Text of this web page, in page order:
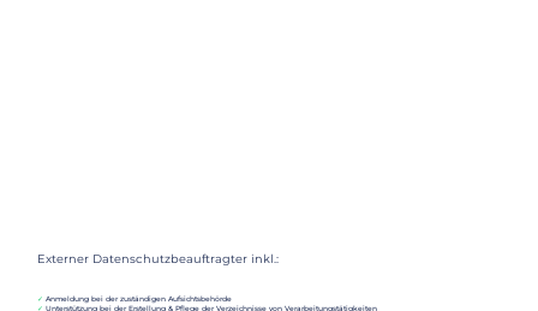
Externer Datenschutzbeauftragter inkl.:
✓ Anmeldung bei der zuständigen Aufsichtsbehörde
✓ Unterstützung bei der Erstellung & Pflege der Verzeichnisse von Verarbeitungstätigkeiten